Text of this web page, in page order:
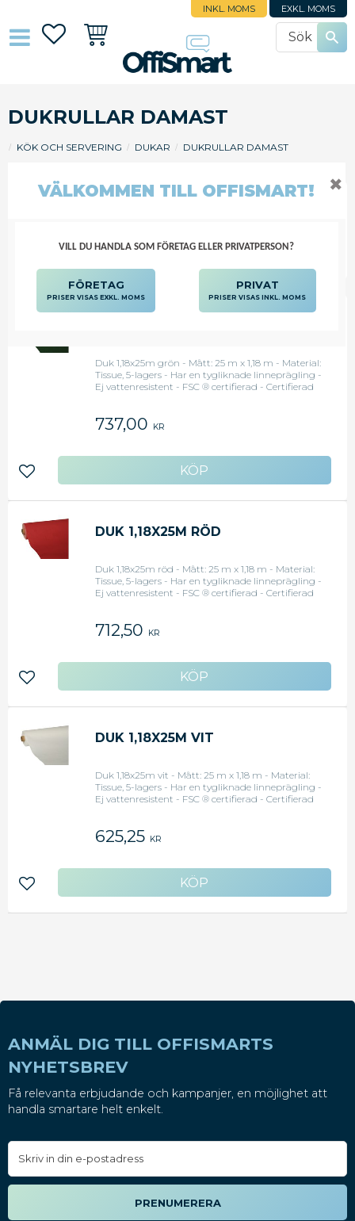
INKL. MOMS EXKL. MOMS
FavoriterKundvagn
DUKRULLAR DAMAST
KÖK OCH SERVERING DUKAR DUKRULLAR DAMAST
FILTRERA SORTERA
Duk 1,18x25m grön - Mått: 25 m x 1,18 m - Material:
Tissue, 5-lagers - Har en tygliknade linneprägling -
Ej vattenresistent - FSC ® certifierad - Certifierad
737,00 KR
Lägg till i favoriter
DUK 1,18X25M RÖD
Duk 1,18x25m röd - Mått: 25 m x 1,18 m - Material:
Tissue, 5-lagers - Har en tygliknade linneprägling -
Ej vattenresistent - FSC ® certifierad - Certifierad
712,50 KR
Lägg till i favoriter
DUK 1,18X25M VIT
Duk 1,18x25m vit - Mått: 25 m x 1,18 m - Material:
Tissue, 5-lagers - Har en tygliknade linneprägling -
Ej vattenresistent - FSC ® certifierad - Certifierad
625,25 KR
Lägg till i favoriter
ANMÄL DIG TILL OFFISMARTS
NYHETSBREV
Få relevanta erbjudande och kampanjer, en möjlighet att
handla smartare helt enkelt.
PRENUMERERA
VÄLKOMMEN TILL OFFISMART!
VILL DU HANDLA SOM FÖRETAG ELLER PRIVATPERSON?
FÖRETAG
PRISER VISAS EXKL. MOMS
PRIVAT
PRISER VISAS INKL. MOMS
✖